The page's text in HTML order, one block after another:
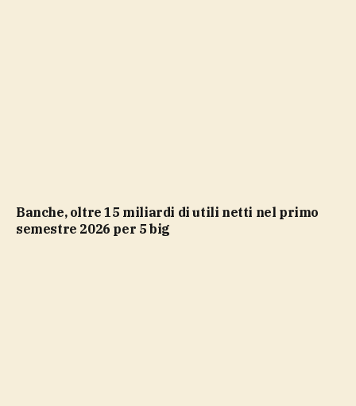
Banche, oltre 15 miliardi di utili netti nel primo
semestre 2026 per 5 big